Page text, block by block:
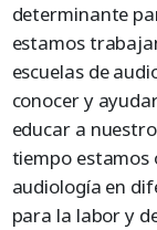
determinante
estamos
escuelas de
conocer y
educar a
tiempo estamos
audiología en
para la labor y